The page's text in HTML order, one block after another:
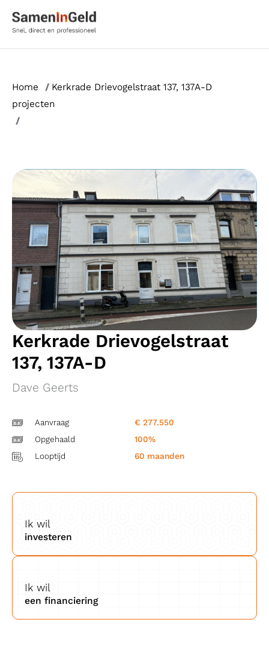
naar
Home
/
projecten
/
Kerkrade Drievogelstraat 137, 137A-D
Kerkrade Drievogelstraat
137, 137A-D
Dave Geerts
Aanvraag
Opgehaald
Looptijd
€ 277.550
100%
60 maanden
Ik wil
investeren
Ik wil
een financiering